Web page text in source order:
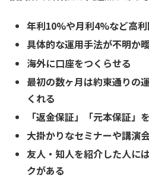
年利10%や月利4%など高
具体的な運用手法が不明か
海外に口座をつくらせる
最初の数ヶ月は約束通りの
くれる
「返金保証」「元本保証」
大掛かりなセミナーや講演
友人・知人を紹介した人に
クがある